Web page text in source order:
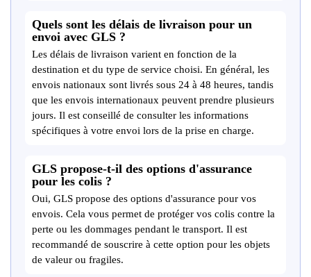
Quels sont les délais de livraison pour un
envoi avec GLS ?
Les délais de livraison varient en fonction de la
destination et du type de service choisi. En général, les
envois nationaux sont livrés sous 24 à 48 heures, tandis
que les envois internationaux peuvent prendre plusieurs
jours. Il est conseillé de consulter les informations
spécifiques à votre envoi lors de la prise en charge.
GLS propose-t-il des options d'assurance
pour les colis ?
Oui, GLS propose des options d'assurance pour vos
envois. Cela vous permet de protéger vos colis contre la
perte ou les dommages pendant le transport. Il est
recommandé de souscrire à cette option pour les objets
de valeur ou fragiles.